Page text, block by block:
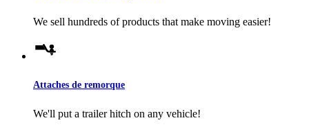
We sell hundreds of products that make moving easier!
Attaches de remorque
We'll put a trailer hitch on any vehicle!